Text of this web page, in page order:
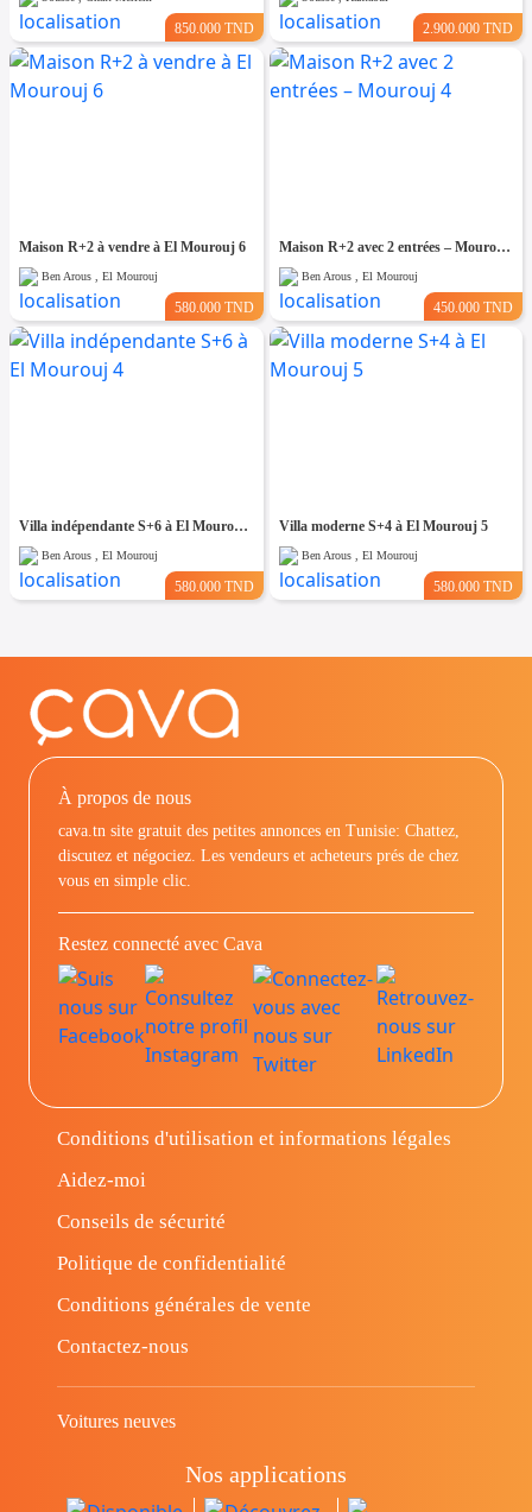
850.000 TND 2.900.000 TND
Maison R+2 à vendre à El Mourouj 6
Ben Arous , El Mourouj
580.000 TND
Maison R+2 avec 2 entrées – Mourouj 4
Ben Arous , El Mourouj
450.000 TND
Villa indépendante S+6 à El Mourouj 4
Ben Arous , El Mourouj
580.000 TND
Villa moderne S+4 à El Mourouj 5
Ben Arous , El Mourouj
580.000 TND
À propos de nous
cava.tn site gratuit des petites annonces en Tunisie: Chattez,
discutez et négociez. Les vendeurs et acheteurs prés de chez
vous en simple clic.
Restez connecté avec Cava
Conditions d'utilisation et informations légales
Aidez-moi
Conseils de sécurité
Politique de confidentialité
Conditions générales de vente
Contactez-nous
Voitures neuves
Nos applications